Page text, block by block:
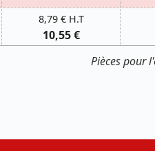
Pièces pour
8,79 € H.T
10,55 €